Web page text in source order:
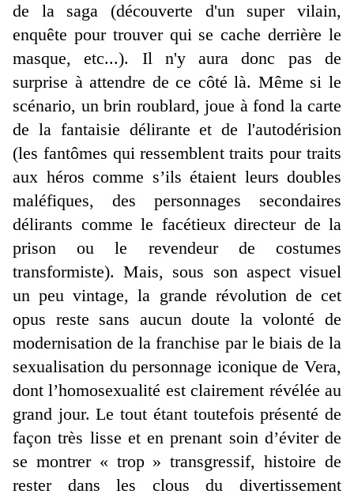
de la saga (découverte d'un super vilain,
enquête pour trouver qui se cache derrière le
masque, etc...). Il n'y aura donc pas de
surprise à attendre de ce côté là. Même si le
scénario, un brin roublard, joue à fond la carte
de la fantaisie délirante et de l'autodérision
(les fantômes qui ressemblent traits pour traits
aux héros comme s’ils étaient leurs doubles
maléfiques, des personnages secondaires
délirants comme le facétieux directeur de la
prison ou le revendeur de costumes
transformiste). Mais, sous son aspect visuel
un peu vintage, la grande révolution de cet
opus reste sans aucun doute la volonté de
modernisation de la franchise par le biais de la
sexualisation du personnage iconique de Vera,
dont l’homosexualité est clairement révélée au
grand jour. Le tout étant toutefois présenté de
façon très lisse et en prenant soin d’éviter de
se montrer « trop » transgressif, histoire de
rester dans les clous du divertissement